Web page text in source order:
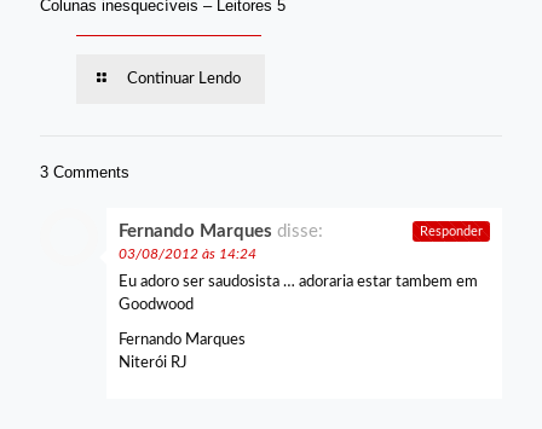
Colunas inesquecíveis – Leitores 5
Continuar Lendo
3 Comments
Fernando Marques disse:
03/08/2012 às 14:24
Eu adoro ser saudosista … adoraria estar tambem em
Goodwood
Fernando Marques
Niterói RJ
Responder